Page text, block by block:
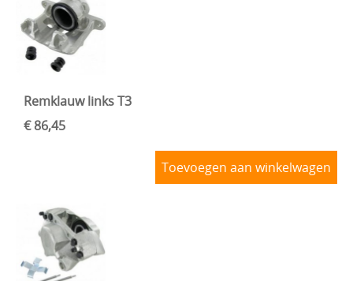
Remklauw links T3
€ 86,45
Toevoegen aan winkelwagen